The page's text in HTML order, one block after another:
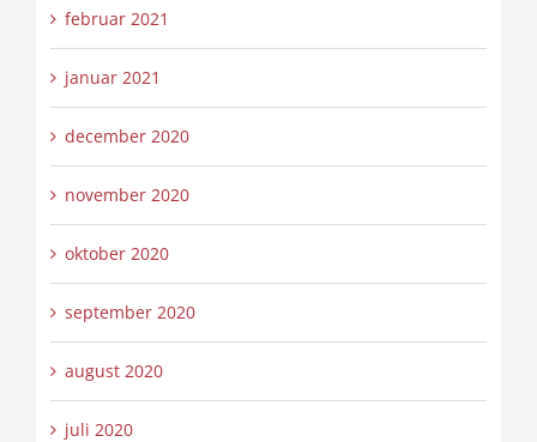
februar 2021
januar 2021
december 2020
november 2020
oktober 2020
september 2020
august 2020
juli 2020